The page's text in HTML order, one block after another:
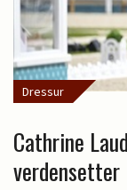
Dressur
Cathrine
verdensetter